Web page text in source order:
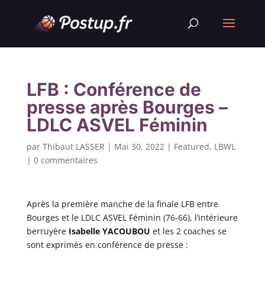
LFB : Conférence de
presse après Bourges –
LDLC ASVEL Féminin
par Thibaut LASSER | Mai 30, 2022| Featured, LBWL
| 0 commentaires
Après la première manche de la finale LFB entre
Bourges et le LDLC ASVEL Féminin (76-66), l’intérieure
berruyèreIsabelle YACOUBOU et les 2 coaches se
sont exprimés en conférence de presse :